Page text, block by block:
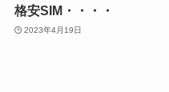
格安SIM・・・・
2023年4月19日